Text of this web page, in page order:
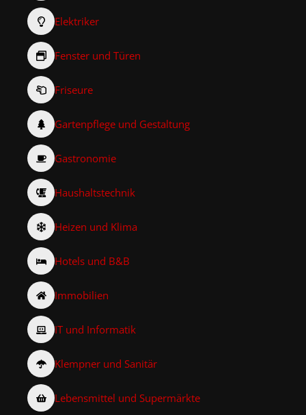
Elektriker
Fenster und Türen
Friseure
Gartenpflege und Gestaltung
Gastronomie
Haushaltstechnik
Heizen und Klima
Hotels und B&B
Immobilien
IT und Informatik
Klempner und Sanitär
Lebensmittel und Supermärkte